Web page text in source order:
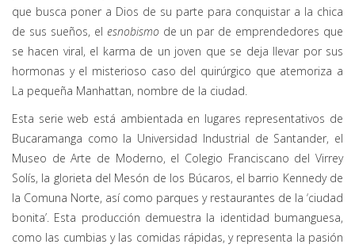
que busca poner a Dios de su parte para conquistar a la chica
de sus sueños, el esnobismode un par de emprendedores que
se hacen viral, el karma de un joven que se deja llevar por sus
hormonas y el misterioso caso del quirúrgico que atemoriza a
La pequeña Manhattan, nombre de la ciudad.
Esta serie web está ambientada en lugares representativos de
Bucaramanga como la Universidad Industrial de Santander, el
Museo de Arte de Moderno, el Colegio Franciscano del Virrey
Solís, la glorieta del Mesón de los Búcaros, el barrio Kennedy de
la Comuna Norte, así como parques y restaurantes de la ‘ciudad
bonita’. Esta producción demuestra la identidad bumanguesa,
como las cumbias y las comidas rápidas, y representa la pasión